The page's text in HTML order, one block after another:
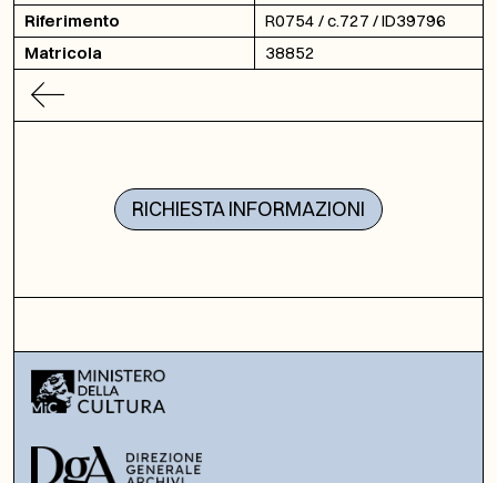
Riferimento
R0754 / c.727 / ID39796
Matricola
38852
RICHIESTA INFORMAZIONI